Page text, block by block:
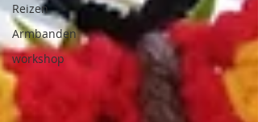
Reizen
Armbanden
workshop